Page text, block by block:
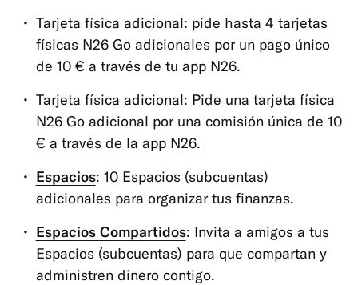
Tipos
cuenta
suscripciones
Cuentas
Estándar
Cuentas
Premium
Cuentas
Business
Cuentas
Tarjeta física adicional: pide hasta 4 tarjetas
físicas N26 Go adicionales por un pago único
de 10 € a través de tu app N26.
Tarjeta física adicional: Pide una tarjeta física
N26 Go adicional por una comisión única de 10
€ a través de la app N26.
Espacios: 10 Espacios (subcuentas)
adicionales para organizar tus finanzas.
Espacios Compartidos: Invita a amigos a tus
Espacios (subcuentas) para que compartan y
administren dinero contigo.